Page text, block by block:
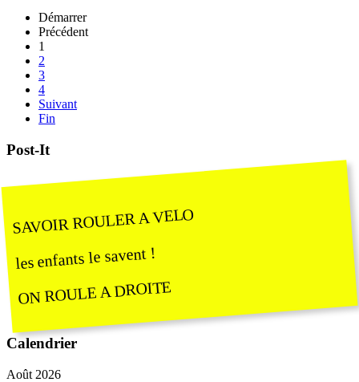
Démarrer
Précédent
1
2
3
4
Suivant
Fin
Post-It
SAVOIR ROULER A VELO
les enfants le savent !
ON ROULE A DROITE
Calendrier
Août 2026